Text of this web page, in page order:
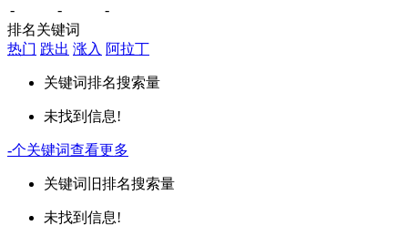
- -
-
排名关键词
热门 跌出 涨入 阿拉丁
关键词排名搜索量
未找到信息!
-个关键词查看更多
关键词 旧排名搜索量
未找到信息!